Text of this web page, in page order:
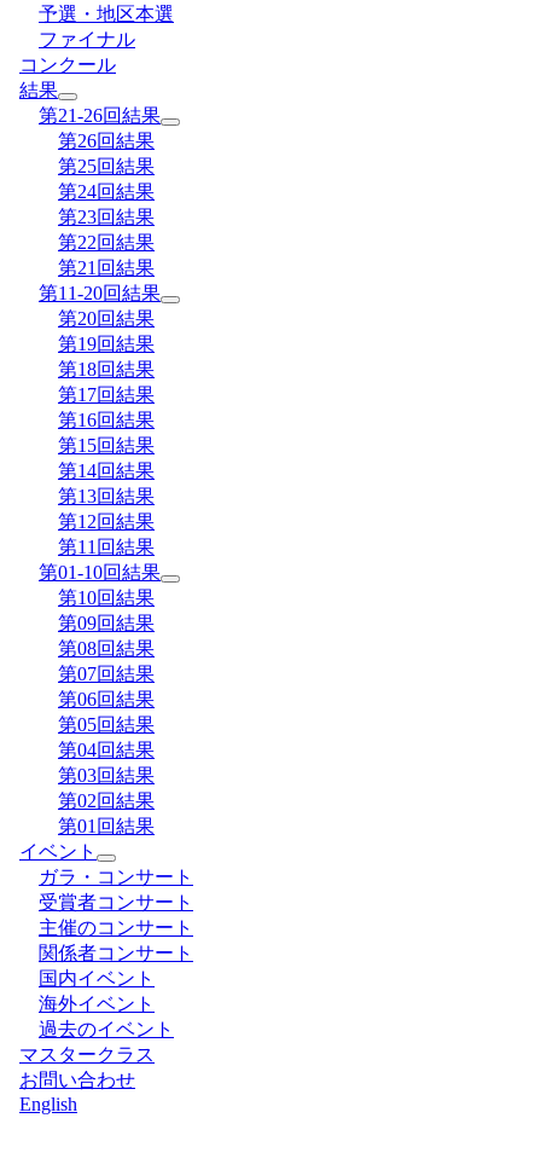
予選・地区本選
ファイナル
コンクール
結果
第21-26回結果
第26回結果
第25回結果
第24回結果
第23回結果
第22回結果
第21回結果
第11-20回結果
第20回結果
第19回結果
第18回結果
第17回結果
第16回結果
第15回結果
第14回結果
第13回結果
第12回結果
第11回結果
第01-10回結果
第10回結果
第09回結果
第08回結果
第07回結果
第06回結果
第05回結果
第04回結果
第03回結果
第02回結果
第01回結果
イベント
ガラ・コンサート
受賞者コンサート
主催のコンサート
関係者コンサート
国内イベント
海外イベント
過去のイベント
マスタークラス
お問い合わせ
English